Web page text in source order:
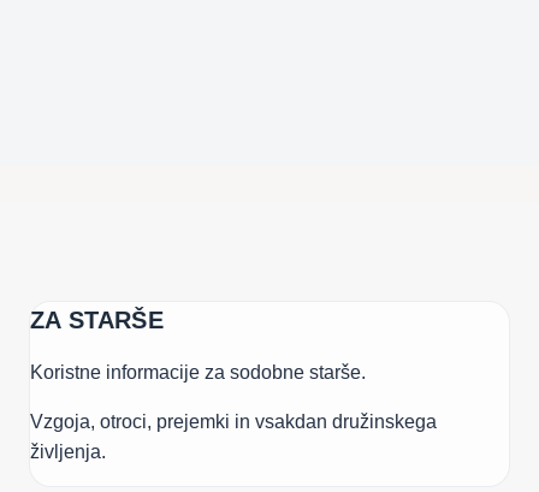
ZA STARŠE
Koristne informacije za sodobne starše.
Vzgoja, otroci, prejemki in vsakdan družinskega
življenja.